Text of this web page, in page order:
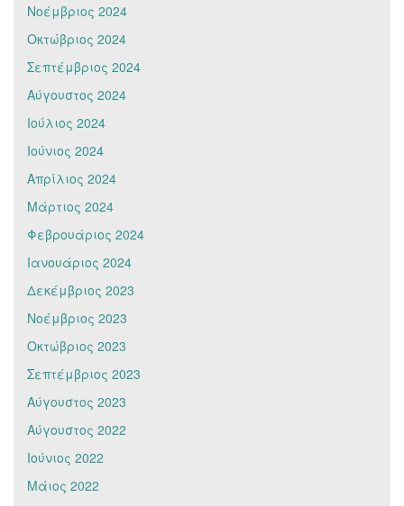
Νοέμβριος 2024
Οκτώβριος 2024
Σεπτέμβριος 2024
Αύγουστος 2024
Ιούλιος 2024
Ιούνιος 2024
Απρίλιος 2024
Μάρτιος 2024
Φεβρουάριος 2024
Ιανουάριος 2024
Δεκέμβριος 2023
Νοέμβριος 2023
Οκτώβριος 2023
Σεπτέμβριος 2023
Αύγουστος 2023
Αύγουστος 2022
Ιούνιος 2022
Μάιος 2022